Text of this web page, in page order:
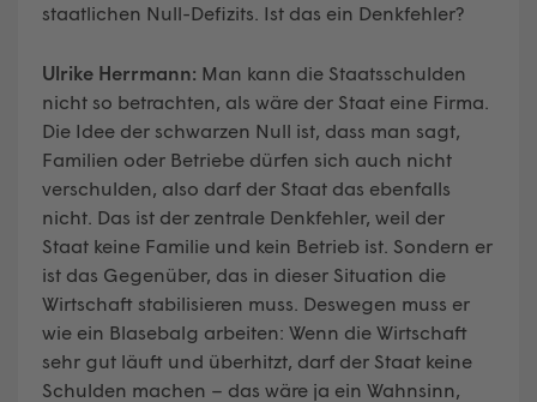
staatlichen Null-Defizits. Ist das ein Denkfehler?
Ulrike Herrmann: Man kann die Staatsschulden
nicht so betrachten, als wäre der Staat eine Firma.
Die Idee der schwarzen Null ist, dass man sagt,
Familien oder Betriebe dürfen sich auch nicht
verschulden, also darf der Staat das ebenfalls
nicht. Das ist der zentrale Denkfehler, weil der
Staat keine Familie und kein Betrieb ist. Sondern er
ist das Gegenüber, das in dieser Situation die
Wirtschaft stabilisieren muss. Deswegen muss er
wie ein Blasebalg arbeiten: Wenn die Wirtschaft
sehr gut läuft und überhitzt, darf der Staat keine
Schulden machen – das wäre ja ein Wahnsinn,